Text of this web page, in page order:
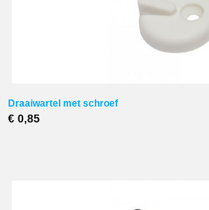
Draaiwartel met schroef
€ 0,85